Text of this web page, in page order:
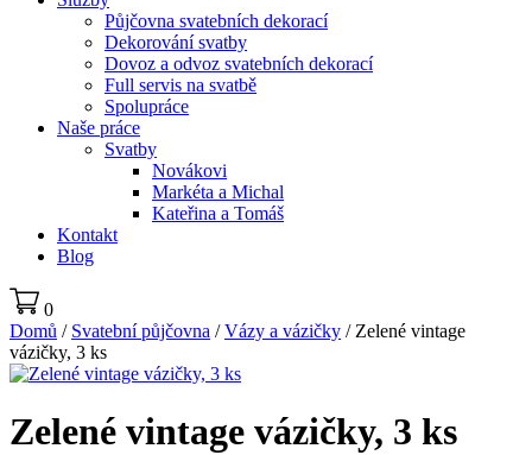
Půjčovna svatebních dekorací
Dekorování svatby
Dovoz a odvoz svatebních dekorací
Full servis na svatbě
Spolupráce
Naše práce
Svatby
Novákovi
Markéta a Michal
Kateřina a Tomáš
Kontakt
Blog
0
Domů / Svatební půjčovna /Vázy a vázičky / Zelené vintage
vázičky, 3 ks
Zelené vintage vázičky, 3 ks